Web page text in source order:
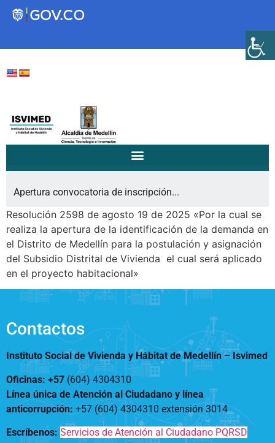
Transparencia
Participa
Instituto Social de Vivienda y
Hábitat de Medellín
Servicios
Mejoramiento de
Vivienda
Vivienda Nueva
familiar
Titulación
Arrendamiento temporal
Reconocimiento de
Edificaciones – C0
Acompañamiento Social
OPV-JVC
Notificaciones
Convocatorias
Nosotros
¿Qué es el ISVIMED?
Plan de Desarrollo
Rendición de cuentas
Directorio de servidores
Encuesta de Percepción
Opciones de accesibilidad
A+ A A-
Tamaño de la
fuente
Contraste
Notificaciones a la Comunidad...
Apertura convocatoria de inscripción...
Resolución 2598 de agosto 19 de 2025 «Por la cual se
realiza la apertura de la identificación de la demanda en
el Distrito de Medellín para la postulación y asignación
del Subsidio Distrital de Vivienda el cual será aplicado
en el proyecto habitacional»
Contactos
Instituto Social de Vivienda y Hábitat de Medellín –Isvimed
Oficinas: +57 (604) 4304310
Línea única de Atención al Ciudadano y línea
anticorrupción: +57 (604) 4304310 extensión3014
Escríbenos: Servicios de Atención al Ciudadano PQRSD